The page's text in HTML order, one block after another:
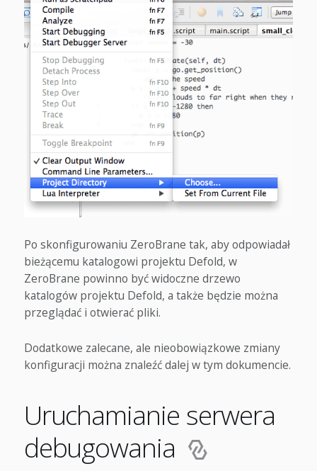
Po skonfigurowaniu ZeroBrane tak, aby odpowiadał
bieżącemu katalogowi projektu Defold, w
ZeroBrane powinno być widoczne drzewo
katalogów projektu Defold, a także będzie można
przeglądać i otwierać pliki.
Dodatkowe zalecane, ale nieobowiązkowe zmiany
konfiguracji można znaleźć dalej w tym dokumencie.
Uruchamianie serwera
debugowania